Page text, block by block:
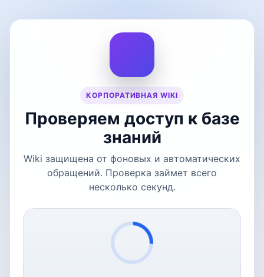
КОРПОРАТИВНАЯ WIKI
Проверяем доступ к базе
знаний
Wiki защищена от фоновых и автоматических
обращений. Проверка займет всего
несколько секунд.